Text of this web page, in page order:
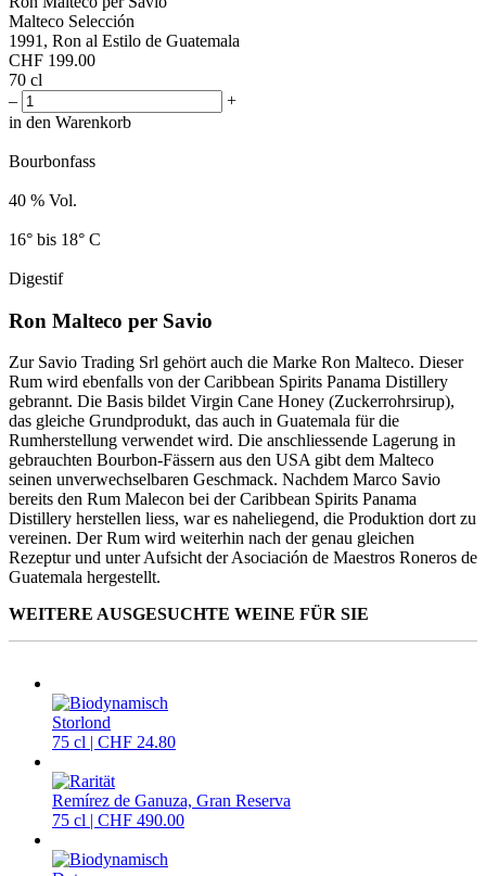
Malteco Selección
1991, Ron al Estilo de Guatemala
CHF 199.00
70 cl
–
+
in den Warenkorb
Bourbonfass
40 % Vol.
16° bis 18° C
Digestif
Ron Malteco per Savio
Zur Savio Trading Srl gehört auch die Marke Ron Malteco. Dieser
Rum wird ebenfalls von der Caribbean Spirits Panama Distillery
gebrannt. Die Basis bildet Virgin Cane Honey (Zuckerrohrsirup),
das gleiche Grundprodukt, das auch in Guatemala für die
Rumherstellung verwendet wird. Die anschliessende Lagerung in
gebrauchten Bourbon-Fässern aus den USA gibt dem Malteco
seinen unverwechselbaren Geschmack. Nachdem Marco Savio
bereits den Rum Malecon bei der Caribbean Spirits Panama
Distillery herstellen liess, war es naheliegend, die Produktion dort zu
vereinen. Der Rum wird weiterhin nach der genau gleichen
Rezeptur und unter Aufsicht der Asociación de Maestros Roneros de
Guatemala hergestellt.
WEITERE AUSGESUCHTE WEINE FÜR SIE
Storlond
75 cl | CHF 24.80
Remírez de Ganuza, Gran Reserva
75 cl | CHF 490.00